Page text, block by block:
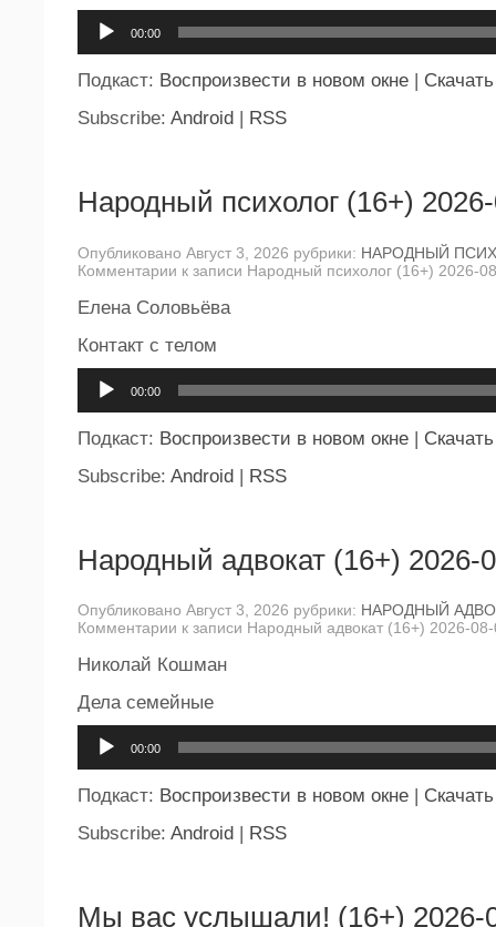
00:00
Подкаст: Воспроизвести в новом окне
Скачать
Subscribe: Android RSS
Народный психолог (16+)
Опубликовано Август 3, 2026 рубрики: НАРОДНЫЙ
Комментарии к записи Народный психолог (16+) 2026-
Елена Соловьёва
Контакт с телом
00:00
Подкаст: Воспроизвести в новом окне | Скачать
Subscribe: Android | RSS
Народный адвокат (16+) 2026-
Опубликовано Август 3, 2026 рубрики: НАРОДНЫЙ
Комментарии к записи Народный адвокат (16+) 2026-
Николай Кошман
Дела семейные
00:00
Подкаст: Воспроизвести в новом окне
Скачать
Subscribe: Android RSS
Мы вас услышали! (16+) 2026-